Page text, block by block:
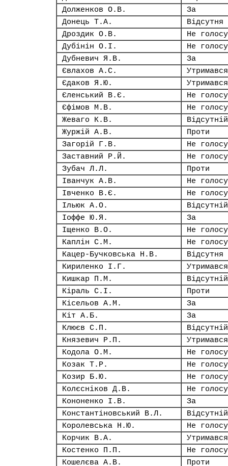
Долженков О.В.
За
Донець Т.А.
Відсутня
Дроздик О.В.
Не
Дубінін О.І.
Не
Дубневич Я.В.
За
Євлахов А.С.
Утримався
Єдаков Я.Ю.
Утримався
Єленський В.Є.
Не
Єфімов М.В.
Не
Жеваго К.В.
Відсутній
Журжій А.В.
Проти
Загорій Г.В.
Не
Заставний Р.Й.
Не
Зубач Л.Л.
Проти
Іванчук А.В.
Не
Івченко В.Є.
Не
Ільюк А.О.
Відсутній
Іоффе Ю.Я.
За
Іщенко В.О.
Не
Каплін С.М.
Не
Кацер-Бучковська Н.В.
Відсутня
Кириленко І.Г.
Утримався
Кишкар П.М.
Відсутній
Кіраль С.І.
Проти
Кісельов А.М.
За
Кіт А.Б.
За
Клюєв С.П.
Відсутній
Князевич Р.П.
Утримався
Кодола О.М.
Не
Козак Т.Р.
Не
Козир Б.Ю.
Не
Колєсніков Д.В.
Не
Кононенко І.В.
За
Константіновський В.Л.
Відсутній
Королевська Н.Ю.
Не
Корчик В.А.
Утримався
Костенко П.П.
Не
Кошелєва А.В.
Проти